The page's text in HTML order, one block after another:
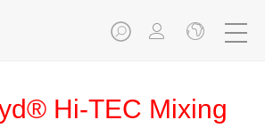
Hi-TEC Mixing